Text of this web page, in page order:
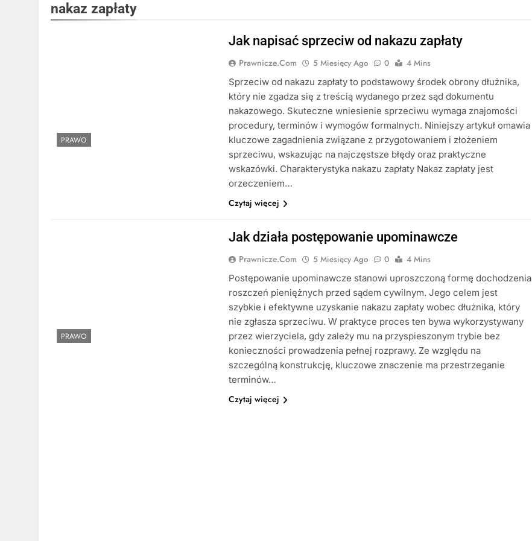
nakaz zapłaty
PRAWO
Jak napisać sprzeciw od nakazu zapłaty
Prawnicze.com 5 Miesięcy Ago 0
4 Mins
Sprzeciw od nakazu zapłaty to podstawowy środek obrony dłużnika,
który nie zgadza się z treścią wydanego przez sąd dokumentu
nakazowego. Skuteczne wniesienie sprzeciwu wymaga znajomości
procedury, terminów i wymogów formalnych. Niniejszy artykuł omawia
kluczowe zagadnienia związane z przygotowaniem i złożeniem
sprzeciwu, wskazując na najczęstsze błędy oraz praktyczne
wskazówki. Charakterystyka nakazu zapłaty Nakaz zapłaty jest
orzeczeniem…
Czytaj więcej
PRAWO
Jak działa postępowanie upominawcze
Prawnicze.com 5 Miesięcy Ago 0
4 Mins
Postępowanie upominawcze stanowi uproszczoną formę dochodzenia
roszczeń pieniężnych przed sądem cywilnym. Jego celem jest
szybkie i efektywne uzyskanie nakazu zapłaty wobec dłużnika, który
nie zgłasza sprzeciwu. W praktyce proces ten bywa wykorzystywany
przez wierzyciela, gdy zależy mu na przyspieszonym trybie bez
konieczności prowadzenia pełnej rozprawy. Ze względu na
szczególną konstrukcję, kluczowe znaczenie ma przestrzeganie
terminów…
Czytaj więcej